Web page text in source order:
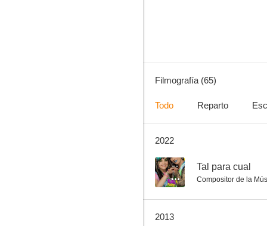
Filmografía (65)
Todo Reparto
2022
-- Tal para cual
Compositor de la
2013